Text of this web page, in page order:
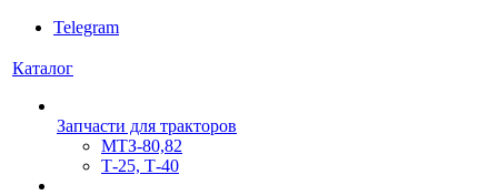
Telegram
Каталог
Запчасти для тракторов
МТЗ-80,82
Т-25, Т-40